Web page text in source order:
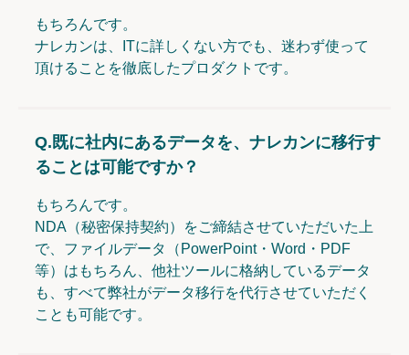
もちろんです。
ナレカンは、ITに詳しくない方でも、迷わず使って
頂けることを徹底したプロダクトです。
Q.既に社内にあるデータを、ナレカンに移行す
ることは可能ですか？
もちろんです。
NDA（秘密保持契約）をご締結させていただいた上
で、ファイルデータ（PowerPoint・Word・PDF
等）はもちろん、他社ツールに格納しているデータ
も、すべて弊社がデータ移行を代行させていただく
ことも可能です。